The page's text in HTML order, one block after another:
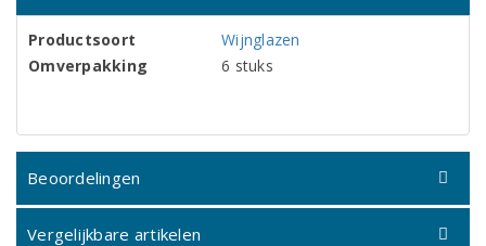
Productsoort
Wijnglazen
Omverpakking
6 stuks
Beoordelingen
Vergelijkbare artikelen